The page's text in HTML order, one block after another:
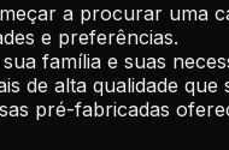
a procurar uma
e preferências.
família e suas
de alta qualidade
pré-fabricadas